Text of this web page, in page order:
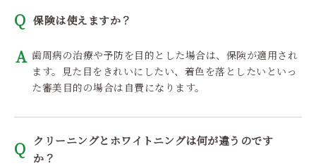
保険は使えますか？
歯周病の治療や予防を目的とした場合は、保険が適用され
ます。見た目をきれいにしたい、着色を落としたいといっ
た審美目的の場合は自費になります。
クリーニングとホワイトニングは何が違うのです
か？